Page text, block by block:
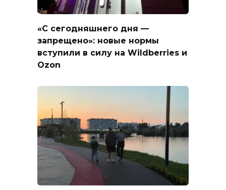
«С сегодняшнего дня —
запрещено»: новые нормы
вступили в силу на Wildberries и
Ozon